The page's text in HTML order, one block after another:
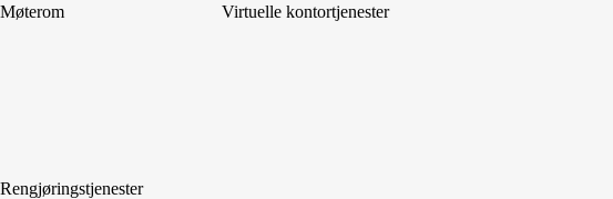
Møterom Virtuelle kontortjenester
Rengjøringstjenester